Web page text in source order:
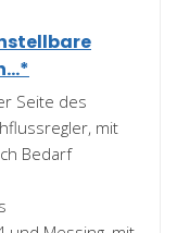
Seite des
mit
Bedarf